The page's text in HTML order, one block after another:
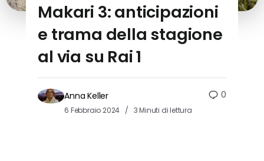
Makari 3: anticipazioni
e trama della stagione
al via su Rai 1
Anna Keller
6 Febbraio 2024 3 Minuti di lettura
0